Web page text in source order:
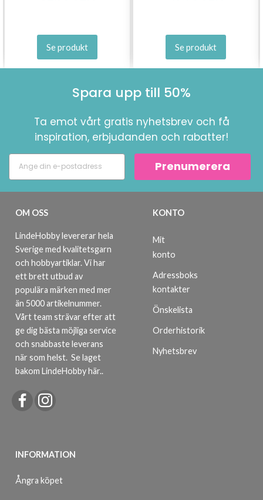
Se produkt Se produkt
Spara upp till 50%
Ta emot vårt gratis nyhetsbrev och få
inspiration, erbjudanden och rabatter!
Prenumerera
OM OSS
LindeHobby levererar hela
Sverige med kvalitetsgarn
och hobbyartiklar. Vi har
ett brett utbud av
populära märken med mer
än 5000 artikelnummer.
Vårt team strävar efter att
ge dig bästa möjliga service
och snabbaste leverans
när som helst. Se laget
bakom LindeHobby här..
INFORMATION
Ångra köpet
KONTO
Mit
konto
Adressboks
kontakter
Önskelista
Orderhistorik
Nyhetsbrev